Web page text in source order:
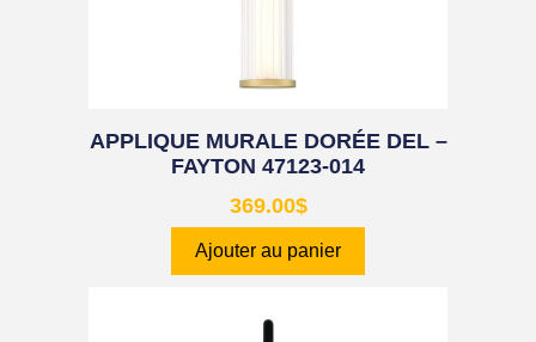
APPLIQUE MURALE DORÉE DEL –
FAYTON 47123-014
369.00$
Ajouter au panier